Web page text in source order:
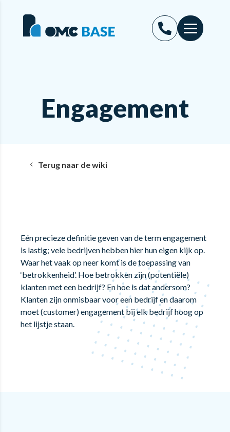
Engagement
Terug naar de wiki
Eén precieze definitie geven van de term engagement
is lastig; vele bedrijven hebben hier hun eigen kijk op.
Waar het vaak op neer komt is de toepassing van
‘betrokkenheid’. Hoe betrokken zijn (potentiële)
klanten met een bedrijf? En hoe is dat andersom?
Klanten zijn onmisbaar voor een bedrijf en daarom
moet (customer) engagement bij elk bedrijf hoog op
het lijstje staan.